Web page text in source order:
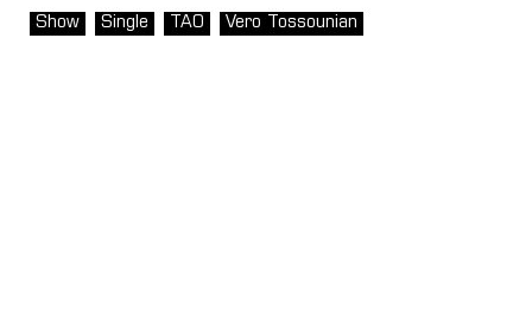
Show Single TAO Vero Tossounian